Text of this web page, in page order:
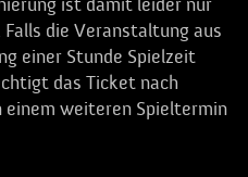
ist damit leider nur
die Veranstaltung aus
einer Stunde Spielzeit
das Ticket nach
weiteren Spieltermin